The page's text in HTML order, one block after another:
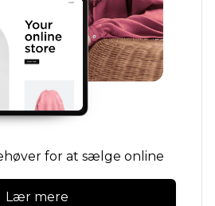
for at sælge online
Lær mere